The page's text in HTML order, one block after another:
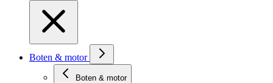
Boten & motor
Boten & motor